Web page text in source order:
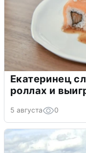
Екатеринец
роллах и
5 августа 0